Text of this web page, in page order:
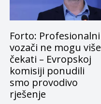
Forto: Profesionalni
vozači ne mogu više
čekati – Evropskoj
komisiji ponudili
smo provodivo
rješenje